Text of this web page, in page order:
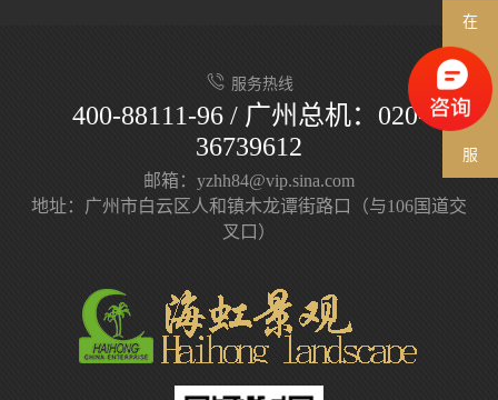
服务热线
400-88111-96 / 广州总机：020-
36739612
邮箱：yzhh84@vip.sina.com
地址：广州市白云区人和镇木龙谭街路口（与106国道交
叉口）
在
线
客
服